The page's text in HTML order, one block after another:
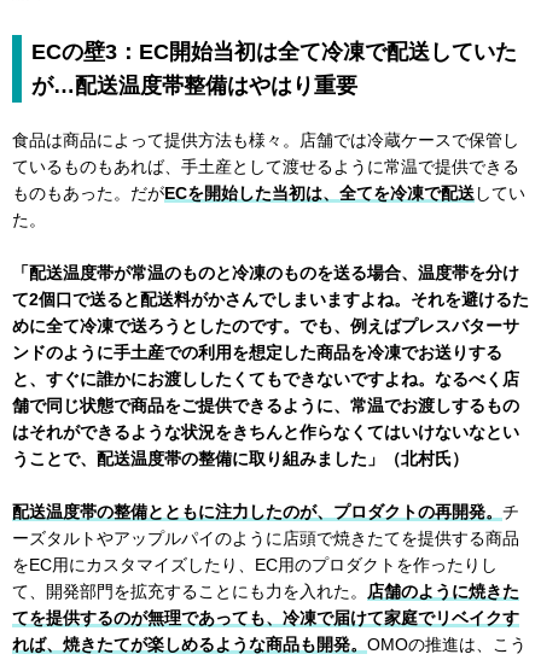
ECの壁3：EC開始当初は全て冷凍で配送していた
が…配送温度帯整備はやはり重要
食品は商品によって提供方法も様々。店舗では冷蔵ケースで保管し
ているものもあれば、手土産として渡せるように常温で提供できる
ものもあった。だがECを開始した当初は、全てを冷凍で配送してい
た。
「配送温度帯が常温のものと冷凍のものを送る場合、温度帯を分け
て2個口で送ると配送料がかさんでしまいますよね。それを避けるた
めに全て冷凍で送ろうとしたのです。でも、例えばプレスバターサ
ンドのように手土産での利用を想定した商品を冷凍でお送りする
と、すぐに誰かにお渡ししたくてもできないですよね。なるべく店
舗で同じ状態で商品をご提供できるように、常温でお渡しするもの
はそれができるような状況をきちんと作らなくてはいけないなとい
うことで、配送温度帯の整備に取り組みました」（北村氏）
配送温度帯の整備とともに注力したのが、プロダクトの再開発。 チ
ーズタルトやアップルパイのように店頭で焼きたてを提供する商品
をEC用にカスタマイズしたり、EC用のプロダクトを作ったりし
て、開発部門を拡充することにも力を入れた。
店舗のように焼きた
てを提供するのが無理であっても、冷凍で届けて家庭でリベイクす
れば、焼きたてが楽しめるような商品も開発。 OMOの推進は、こう